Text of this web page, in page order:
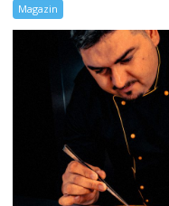
Magazin